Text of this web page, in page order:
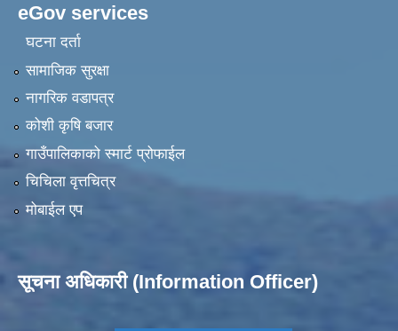
eGov services
घटना दर्ता
सामाजिक सुरक्षा
नागरिक वडापत्र
कोशी कृषि बजार
गाउँपालिकाको स्मार्ट प्रोफाईल
चिचिला वृत्तचित्र
मोबाईल एप
सूचना अधिकारी (Information Officer)